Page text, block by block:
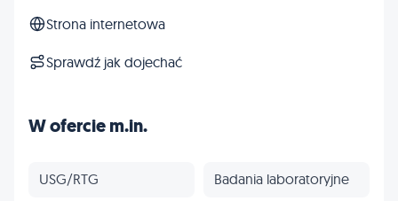
Strona internetowa
Sprawdź jak dojechać
W ofercie m.in.
USG/RTG Badania laboratoryjne